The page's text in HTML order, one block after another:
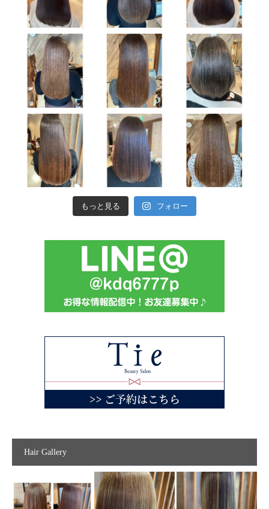
もっと見る フォロー
Hair Gallery